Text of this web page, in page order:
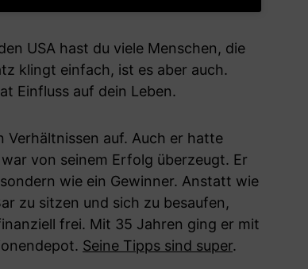
USA hast du viele Menschen, die
klingt einfach, ist es aber auch.
Einfluss auf dein Leben.
Verhältnissen auf. Auch er hatte
von seinem Erfolg überzeugt. Er
wie ein Gewinner. Anstatt wie
zu sitzen und sich zu besaufen,
frei. Mit 35 Jahren ging er mit
Seine Tipps sind super.